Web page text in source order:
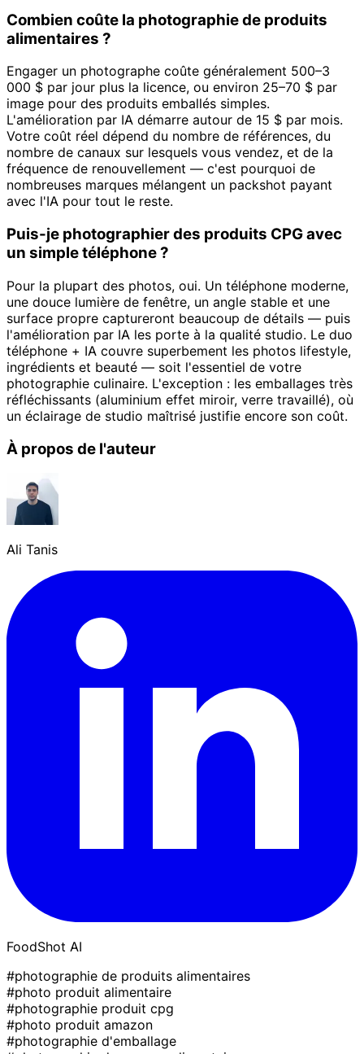
Combien coûte la photographie de produits
alimentaires ?
Engager un photographe coûte généralement 500–3
000 $ par jour plus la licence, ou environ 25–70 $ par
image pour des produits emballés simples.
L'amélioration par IA démarre autour de 15 $ par mois.
Votre coût réel dépend du nombre de références, du
nombre de canaux sur lesquels vous vendez, et de la
fréquence de renouvellement — c'est pourquoi de
nombreuses marques mélangent un packshot payant
avec l'IA pour tout le reste.
Puis-je photographier des produits CPG avec
un simple téléphone ?
Pour la plupart des photos, oui. Un téléphone moderne,
une douce lumière de fenêtre, un angle stable et une
surface propre captureront beaucoup de détails — puis
l'amélioration par IA les porte à la qualité studio. Le duo
téléphone + IA couvre superbement les photos lifestyle,
ingrédients et beauté — soit l'essentiel de votre
photographie culinaire. L'exception : les emballages très
réfléchissants (aluminium effet miroir, verre travaillé), où
un éclairage de studio maîtrisé justifie encore son coût.
À propos de l'auteur
Ali Tanis
FoodShot AI
#photographie de produits alimentaires
#photo produit alimentaire
#photographie produit cpg
#photo produit amazon
#photographie d'emballage